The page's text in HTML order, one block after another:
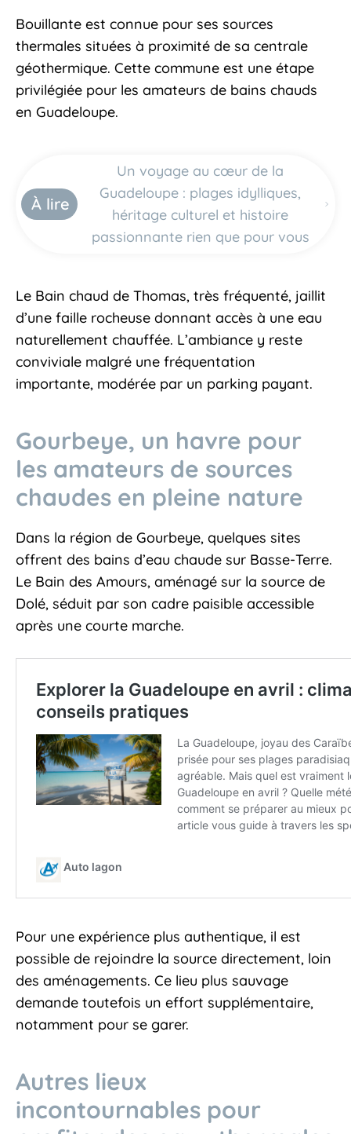
Bouillante est connue pour ses sources
thermales situées à proximité de sa centrale
géothermique. Cette commune est une étape
privilégiée pour les amateurs de bains chauds
en Guadeloupe.
À lire
Un voyage au cœur de la
Guadeloupe : plages idylliques,
héritage culturel et histoire
passionnante rien que pour vous
Le Bain chaud de Thomas, très fréquenté, jaillit
d’une faille rocheuse donnant accès à une eau
naturellement chauffée. L’ambiance y reste
conviviale malgré une fréquentation
importante, modérée par un parking payant.
Gourbeye, un havre pour
les amateurs de sources
chaudes en pleine nature
Dans la région de Gourbeye, quelques sites
offrent des bains d’eau chaude sur Basse-Terre.
Le Bain des Amours, aménagé sur la source de
Dolé, séduit par son cadre paisible accessible
après une courte marche.
Pour une expérience plus authentique, il est
possible de rejoindre la source directement, loin
des aménagements. Ce lieu plus sauvage
demande toutefois un effort supplémentaire,
notamment pour se garer.
Autres lieux
incontournables pour